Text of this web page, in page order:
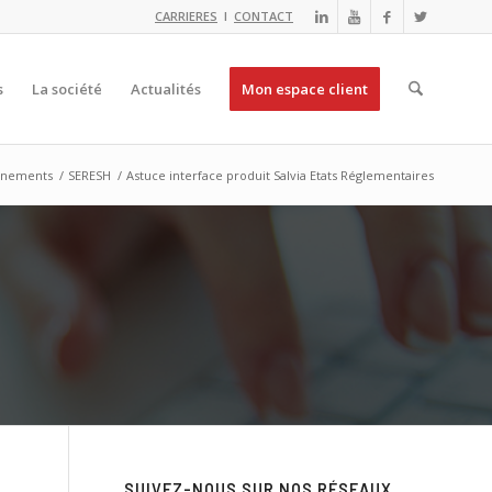
CARRIERES I CONTACT
La société Actualités Mon espace client
/ SERESH / Astuce interface produit Salvia Etats Réglementaires